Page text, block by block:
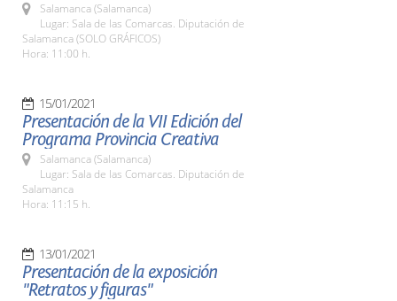
Salamanca (Salamanca)
Lugar: Sala de las Comarcas. Diputación de
Salamanca (SOLO GRÁFICOS)
Hora: 11:00 h.
15/01/2021
Presentación de la VII Edición del
Programa Provincia Creativa
Salamanca (Salamanca)
Lugar: Sala de las Comarcas. Diputación de
Salamanca
Hora: 11:15 h.
13/01/2021
Presentación de la exposición
"Retratos y figuras"